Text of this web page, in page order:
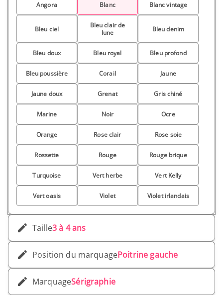
Angora Blanc Blanc vintage
Bleu ciel
Bleu clair de
lune
Bleu denim
Bleu doux Bleu royal Bleu profond
Bleu poussière Corail Jaune
Jaune doux Grenat Gris chiné
Marine Noir Ocre
Orange Rose clair Rose soie
Rossette Rouge Rouge brique
Turquoise Vert herbe Vert Kelly
Vert oasis Violet Violet irlandais
Taille3 à 4 ans
Position du marquagePoitrine gauche
MarquageSérigraphie